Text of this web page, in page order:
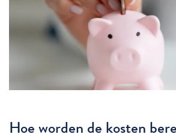
Hoe worden de kosten